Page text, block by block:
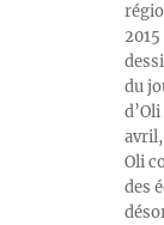
du
Oli
des